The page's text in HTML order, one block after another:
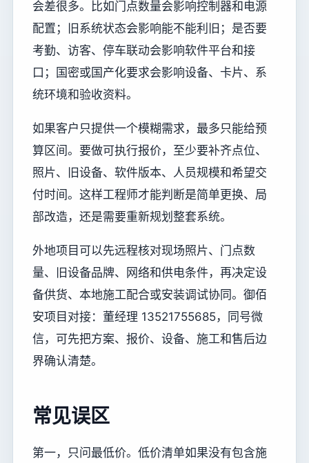
会差很多。比如门点数量会影响控制器和电源
配置；旧系统状态会影响能不能利旧；是否要
考勤、访客、停车联动会影响软件平台和接
口；国密或国产化要求会影响设备、卡片、系
统环境和验收资料。
如果客户只提供一个模糊需求，最多只能给预
算区间。要做可执行报价，至少要补齐点位、
照片、旧设备、软件版本、人员规模和希望交
付时间。这样工程师才能判断是简单更换、局
部改造，还是需要重新规划整套系统。
外地项目可以先远程核对现场照片、门点数
量、旧设备品牌、网络和供电条件，再决定设
备供货、本地施工配合或安装调试协同。御佰
安项目对接：董经理 13521755685，同号微
信，可先把方案、报价、设备、施工和售后边
界确认清楚。
常见误区
第一，只问最低价。低价清单如果没有包含施